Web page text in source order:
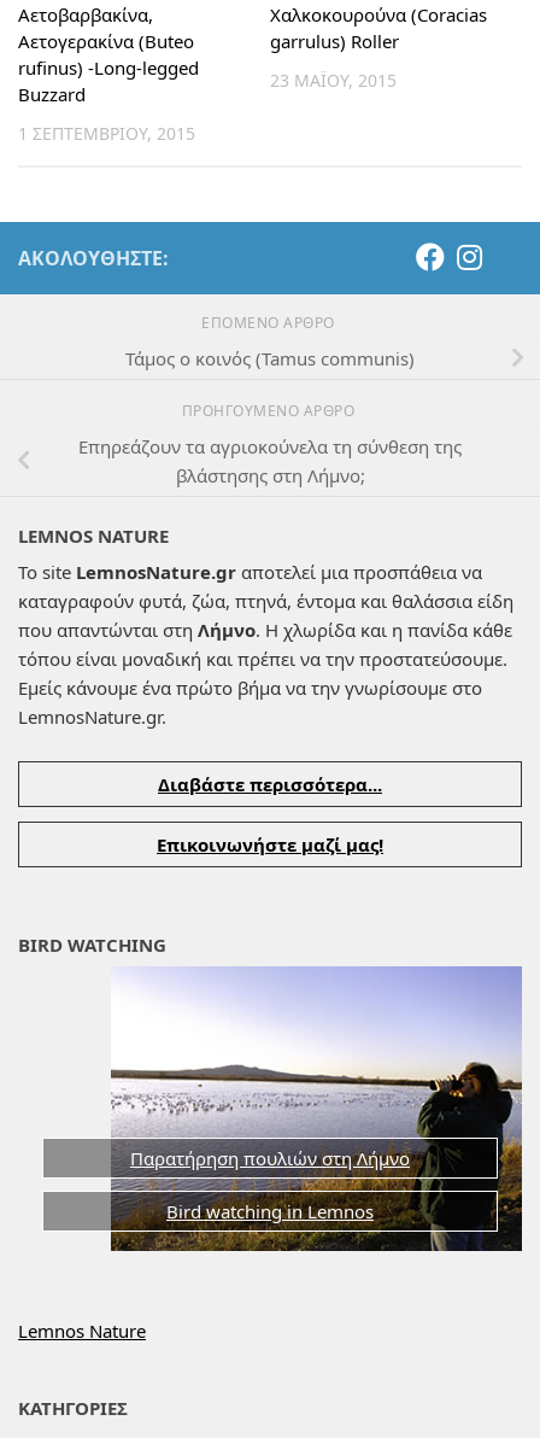
Αετοβαρβακίνα,
Αετογερακίνα (Buteo
rufinus) -Long-legged
Buzzard
1 ΣΕΠΤΕΜΒΡΊΟΥ, 2015
Χαλκοκουρούνα (Coracias
garrulus) Roller
23 ΜΑΪ́ΟΥ, 2015
ΑΚΟΛΟΥΘΉΣΤΕ:
ΕΠΌΜΕΝΟ ΆΡΘΡΟ
Τάμος ο κοινός (Tamus communis)
ΠΡΟΗΓΟΎΜΕΝΟ ΆΡΘΡΟ
Επηρεάζουν τα αγριοκούνελα τη σύνθεση της
βλάστησης στη Λήμνο;
LEMNOS NATURE
Το site LemnosNature.gr αποτελεί μια προσπάθεια να
καταγραφούν φυτά, ζώα, πτηνά, έντομα και θαλάσσια είδη
που απαντώνται στη Λήμνο. Η χλωρίδα και η πανίδα κάθε
τόπου είναι μοναδική και πρέπει να την προστατεύσουμε.
Εμείς κάνουμε ένα πρώτο βήμα να την γνωρίσουμε στο
LemnosNature.gr.
Διαβάστε περισσότερα...
Επικοινωνήστε μαζί μας!
BIRD WATCHING
Παρατήρηση πουλιών στη Λήμνο
Bird watching in Lemnos
Lemnos Nature
ΚΑΤΗΓΟΡΙΕΣ